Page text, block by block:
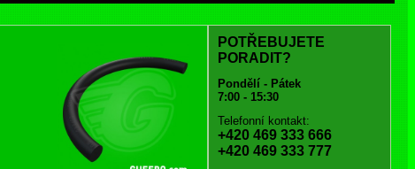
POTŘEBUJETE
PORADIT?
Pondělí - Pátek
7:00 - 15:30
Telefonní kontakt:
+420 469 333 666
+420 469 333 777